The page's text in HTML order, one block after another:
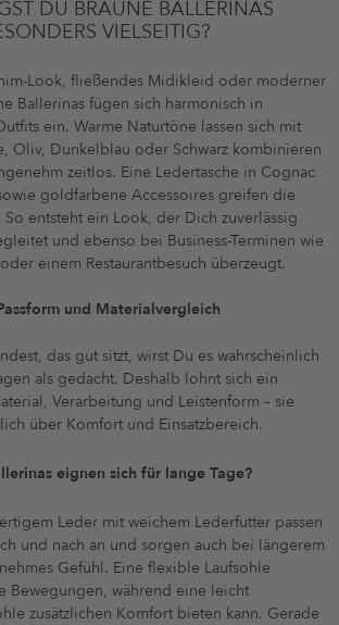
DU BRAUNE BALLERINAS
VIELSEITIG?
Look, fließendes Midikleid oder moderner
Ballerinas fügen sich harmonisch in
ein. Warme Naturtöne lassen sich mit
Oliv, Dunkelblau oder Schwarz kombinieren
zeitlos. Eine Ledertasche in Cognac
goldfarbene Accessoires greifen die
entsteht ein Look, der Dich zuverlässig
und ebenso bei Business-Terminen wie
einem Restaurantbesuch überzeugt.
und Materialvergleich
das gut sitzt, wirst Du es wahrscheinlich
als gedacht. Deshalb lohnt sich ein
Verarbeitung und Leistenform – sie
über Komfort und Einsatzbereich.
eignen sich für lange Tage?
Leder mit weichem Lederfutter passen
und nach an und sorgen auch bei längerem
Gefühl. Eine flexible Laufsohle
Bewegungen, während eine leicht
zusätzlichen Komfort bieten kann. Gerade